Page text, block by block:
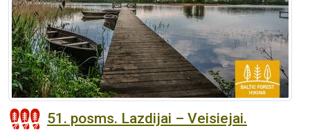
51. posms. Lazdijai – Veisiejai.